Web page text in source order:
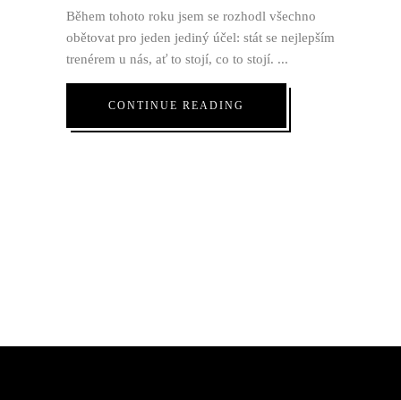
Během tohoto roku jsem se rozhodl všechno
obětovat pro jeden jediný účel: stát se nejlepším
trenérem u nás, ať to stojí, co to stojí.
CONTINUE READING